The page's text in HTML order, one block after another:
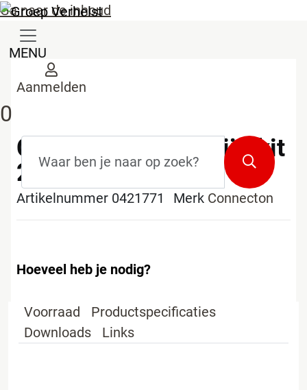
Ga naar de inhoud
MENU
Aanmelden
0
Zoekterm
Zoeken
Connectkit EPDM lijmkit
290ml
Artikelnummer 0421771 Merk Connecton
Hoeveel heb je nodig?
Voorraad
Productspecificaties
Downloads
Links